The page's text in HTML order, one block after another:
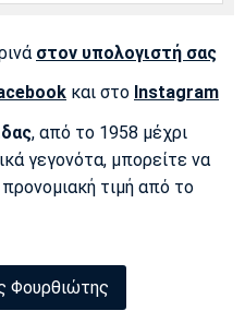
στον υπολογιστή σας
και στο Instagram
, από το 1958 μέχρι
γεγονότα, μπορείτε να
τιμή από το
Φουρθιώτης